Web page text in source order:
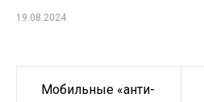
19.08.2024
Навигация
Мобильные «анти-